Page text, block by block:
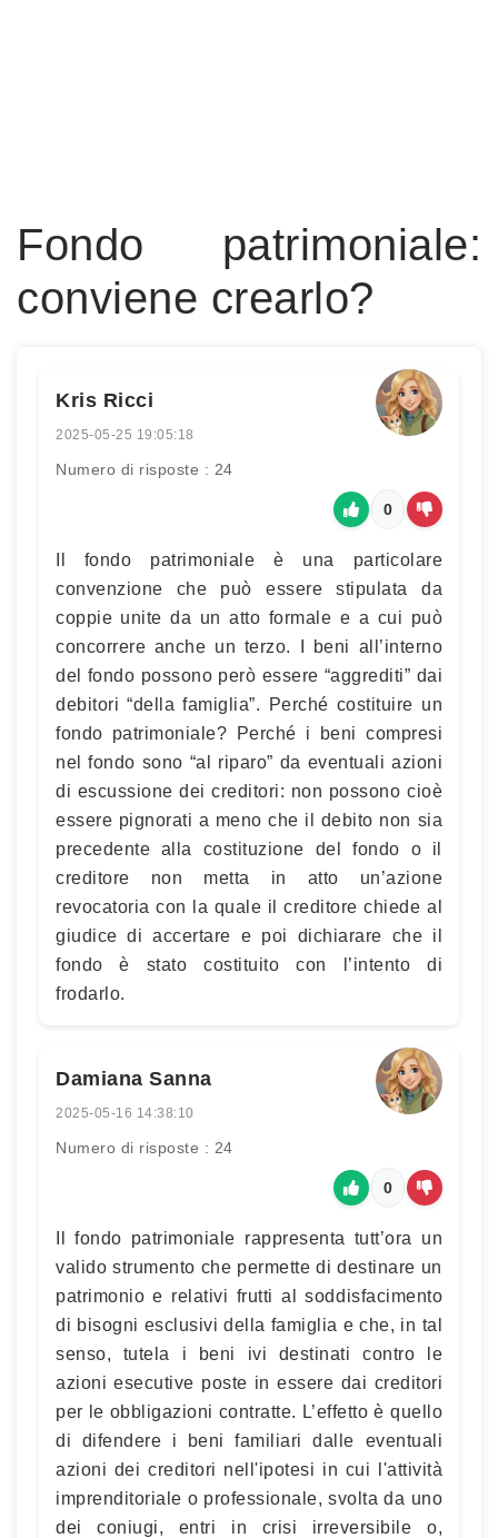
Fondo patrimoniale:
conviene crearlo?
Kris Ricci
2025-05-25 19:05:18
Numero di risposte : 24
0
Il fondo patrimoniale è una particolare
convenzione che può essere stipulata da
coppie unite da un atto formale e a cui può
concorrere anche un terzo. I beni all’interno
del fondo possono però essere “aggrediti” dai
debitori “della famiglia”. Perché costituire un
fondo patrimoniale? Perché i beni compresi
nel fondo sono “al riparo” da eventuali azioni
di escussione dei creditori: non possono cioè
essere pignorati a meno che il debito non sia
precedente alla costituzione del fondo o il
creditore non metta in atto un’azione
revocatoria con la quale il creditore chiede al
giudice di accertare e poi dichiarare che il
fondo è stato costituito con l’intento di
frodarlo.
Damiana Sanna
2025-05-16 14:38:10
Numero di risposte : 24
0
Il fondo patrimoniale rappresenta tutt’ora un
valido strumento che permette di destinare un
patrimonio e relativi frutti al soddisfacimento
di bisogni esclusivi della famiglia e che, in tal
senso, tutela i beni ivi destinati contro le
azioni esecutive poste in essere dai creditori
per le obbligazioni contratte. L’effetto è quello
di difendere i beni familiari dalle eventuali
azioni dei creditori nell'ipotesi in cui l'attività
imprenditoriale o professionale, svolta da uno
dei coniugi, entri in crisi irreversibile o,